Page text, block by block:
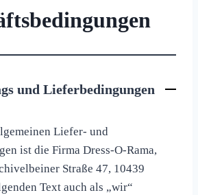
und Lieferbedingungen
Liefer- und
ist die Firma Dress-O-Rama,
Straße 47, 10439
Text auch als „wir“